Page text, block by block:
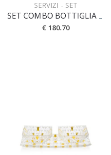
SERVIZI - SET
SET COMBO BOTTIGLIA CL 32 + 2 BICCHIERI CL 37
€ 180.70